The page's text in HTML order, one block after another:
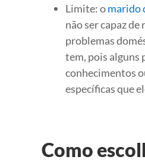
Limite: omarido
não ser capaz
problemas
tem, pois alguns
conhecimentos
específicas que
Como